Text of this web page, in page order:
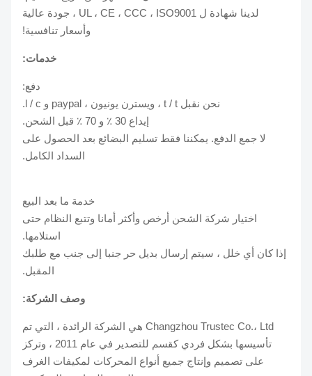
لدينا شهادة ل UL ، CE ، CCC ، ISO9001 ، جودة عالية
وأسعار تنافسية!
خدمات:
نحن نقبل t / t ، ويسترن يونيون ، paypal و l / c.
لا جمع الدفع. يمكننا فقط تسليم البضائع بعد الحصول على
السداد الكامل.
خدمة ما بعد البيع
اختيار شركة الشحن أرخص وأكثر أمانا وتتبع النظام حتى
استلامها.
إذا كان أي خلل ، سيتم إرسال بديل حر جنبا إلى جنب مع طلبك
المقبل.
وصف الشركة:
Changzhou Trustec Co.، Ltd هي الشركة الرائدة ، التي تم
تأسيسها بشكل فردي كقسم للتصدير في عام 2011 ، وتركز
على تصميم وإنتاج جميع أنواع المحركات لمكيفات الغرف